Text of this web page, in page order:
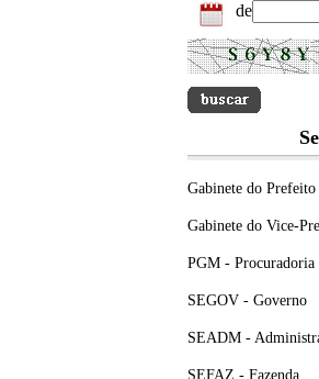
de
Gabinete do Prefeito
Gabinete do Vice-
PGM - Procuradoria
SEGOV - Governo
SEADM -
SEFAZ - Fazenda